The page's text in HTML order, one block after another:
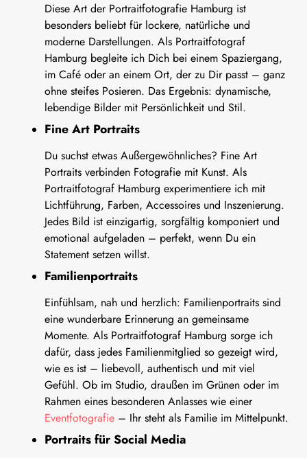
Diese Art der Portraitfotografie Hamburg ist
besonders beliebt für lockere, natürliche und
moderne Darstellungen. Als Portraitfotograf
Hamburg begleite ich Dich bei einem Spaziergang,
im Café oder an einem Ort, der zu Dir passt – ganz
ohne steifes Posieren. Das Ergebnis: dynamische,
lebendige Bilder mit Persönlichkeit und Stil.
Fine Art Portraits
Du suchst etwas Außergewöhnliches? Fine Art
Portraits verbinden Fotografie mit Kunst. Als
Portraitfotograf Hamburg experimentiere ich mit
Lichtführung, Farben, Accessoires und Inszenierung.
Jedes Bild ist einzigartig, sorgfältig komponiert und
emotional aufgeladen – perfekt, wenn Du ein
Statement setzen willst.
Familienportraits
Einfühlsam, nah und herzlich: Familienportraits sind
eine wunderbare Erinnerung an gemeinsame
Momente. Als Portraitfotograf Hamburg sorge ich
dafür, dass jedes Familienmitglied so gezeigt wird,
wie es ist – liebevoll, authentisch und mit viel
Gefühl. Ob im Studio, draußen im Grünen oder im
Rahmen eines besonderen Anlasses wie einer
Eventfotografie – Ihr steht als Familie im Mittelpunkt.
Portraits für Social Media